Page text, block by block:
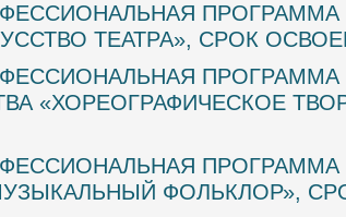
ПРОГРАММА
ТЕАТРА», СРОК
ПРОГРАММА
«ХОРЕОГРАФИЧЕСКОЕ
ПРОГРАММА
ФОЛЬКЛОР»,